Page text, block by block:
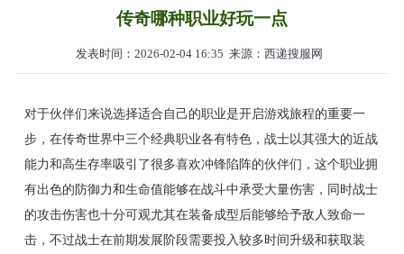
传奇哪种职业好玩一点
发表时间：2026-02-04 16:35 来源：西递搜服网
对于伙伴们来说选择适合自己的职业是开启游戏旅程的重要一
步，在传奇世界中三个经典职业各有特色，战士以其强大的近战
能力和高生存率吸引了很多喜欢冲锋陷阵的伙伴们，这个职业拥
有出色的防御力和生命值能够在战斗中承受大量伤害，同时战士
的攻击伤害也十分可观尤其在装备成型后能够给予敌人致命一
击，不过战士在前期发展阶段需要投入较多时间升级和获取装